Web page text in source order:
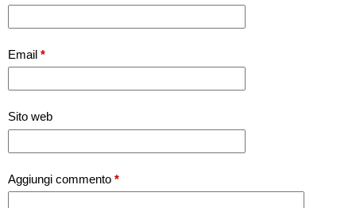
Email *
Sito web
Aggiungi commento *